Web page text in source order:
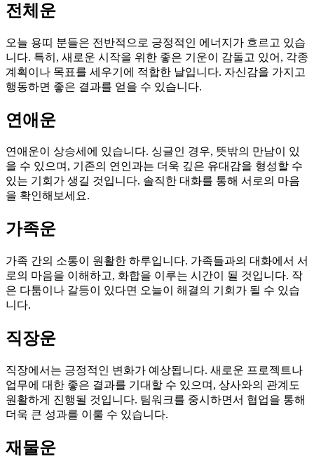
전체운
오늘 용띠 분들은 전반적으로 긍정적인 에너지가 흐르고 있습
니다. 특히, 새로운 시작을 위한 좋은 기운이 감돌고 있어, 각종
계획이나 목표를 세우기에 적합한 날입니다. 자신감을 가지고
행동하면 좋은 결과를 얻을 수 있습니다.
연애운
연애운이 상승세에 있습니다. 싱글인 경우, 뜻밖의 만남이 있
을 수 있으며, 기존의 연인과는 더욱 깊은 유대감을 형성할 수
있는 기회가 생길 것입니다. 솔직한 대화를 통해 서로의 마음
을 확인해보세요.
가족운
가족 간의 소통이 원활한 하루입니다. 가족들과의 대화에서 서
로의 마음을 이해하고, 화합을 이루는 시간이 될 것입니다. 작
은 다툼이나 갈등이 있다면 오늘이 해결의 기회가 될 수 있습
니다.
직장운
직장에서는 긍정적인 변화가 예상됩니다. 새로운 프로젝트나
업무에 대한 좋은 결과를 기대할 수 있으며, 상사와의 관계도
원활하게 진행될 것입니다. 팀워크를 중시하면서 협업을 통해
더욱 큰 성과를 이룰 수 있습니다.
재물운